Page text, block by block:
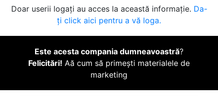
Doar userii logați au acces la această informație. Da-
ți click aici pentru a vă loga.
Este acesta compania dumneavoastră?
Felicitări! Aă cum să primești materialele de
marketing